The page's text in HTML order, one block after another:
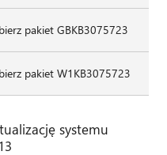
pakiet GBKB3075723
pakiet W1KB3075723
systemu